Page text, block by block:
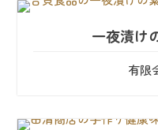
一夜漬け
有限